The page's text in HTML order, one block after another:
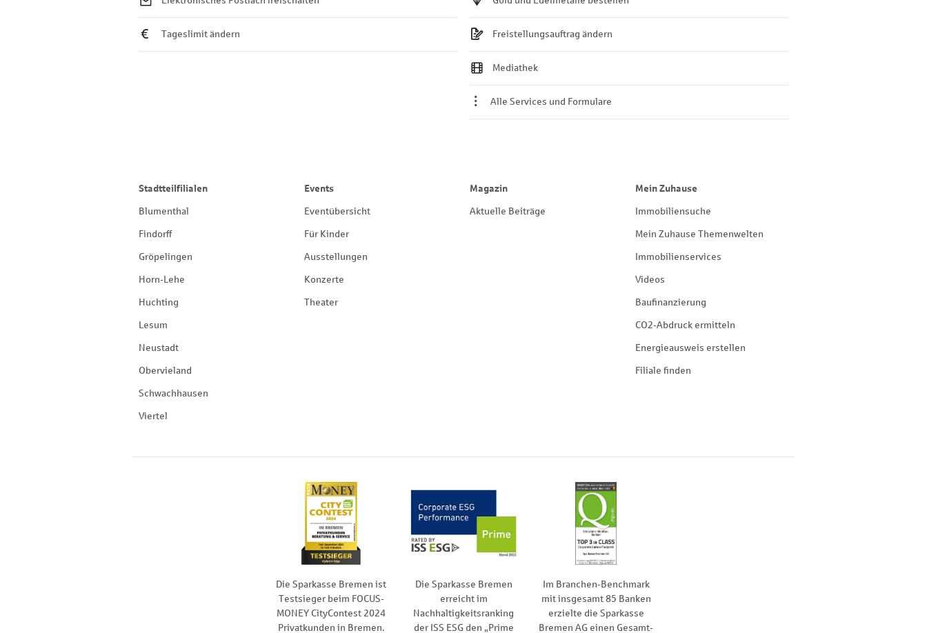
Tageslimit ändern Freistellungsauftrag ändern
Mediathek
Alle Services und Formulare
Stadtteilfilialen
Blumenthal
Findorff
Gröpelingen
Horn-Lehe
Huchting
Lesum
Neustadt
Obervieland
Schwachhausen
Viertel
Events
Eventübersicht
Für Kinder
Ausstellungen
Konzerte
Theater
Magazin
Aktuelle Beiträge
Mein Zuhause
Immobiliensuche
Mein Zuhause Themenwelten
Immobilienservices
Videos
Baufinanzierung
CO2-Abdruck ermitteln
Energieausweis erstellen
Filiale finden
Die Sparkasse Bremen ist
Testsieger beim FOCUS-
MONEY CityContest 2024
Privatkunden in Bremen.
Die Sparkasse Bremen
erreicht im
Nachhaltigkeitsranking
der ISS ESG den „Prime
Im Branchen-Benchmark
mit insgesamt 85 Banken
erzielte die Sparkasse
Bremen AG einen Gesamt-